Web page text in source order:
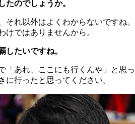
のでしょうか。
それ以外はよくわからないですね。
けではありませんから。
たいですね。
「あれ、ここにも行くんや」と思っ
に行ったと思ってください。